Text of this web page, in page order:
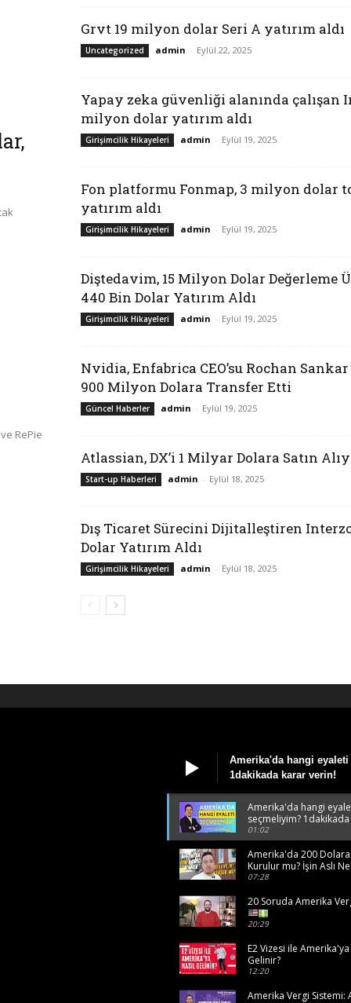
RePie
Grvt 19 milyon dolar Seri A yatırım aldı
Uncategorized admin - Eylül 22, 2025
Yapay zeka güvenliği alanında çalışan
milyon dolar yatırım aldı
Girişimcilik Hikayeleri admin - Eylül 19, 2025
Fon platformu Fonmap, 3 milyon dolar
yatırım aldı
Girişimcilik Hikayeleri admin - Eylül 19, 2025
Diştedavim, 15 Milyon Dolar Değerleme
440 Bin Dolar Yatırım Aldı
Girişimcilik Hikayeleri admin - Eylül 19, 2025
Nvidia, Enfabrica CEO’su Rochan
900 Milyon Dolara Transfer Etti
Güncel Haberler admin - Eylül 19, 2025
Atlassian, DX’i 1 Milyar Dolara Satın
Start-up Haberleri admin - Eylül 18, 2025
Dış Ticaret Sürecini Dijitalleştiren
Dolar Yatırım Aldı
Girişimcilik Hikayeleri admin - Eylül 18, 2025
Amerika'da hangi
1dakikada karar verin!
Amerika'da hangi
seçmeliyim?
01:02
Amerika'da 200
Kurulur mu? İşin Aslı
07:28
20 Soruda Amerika
20:29
E2 Vizesi ile Amerika'ya
Gelinir?
12:20
Amerika Vergi Sistemi: